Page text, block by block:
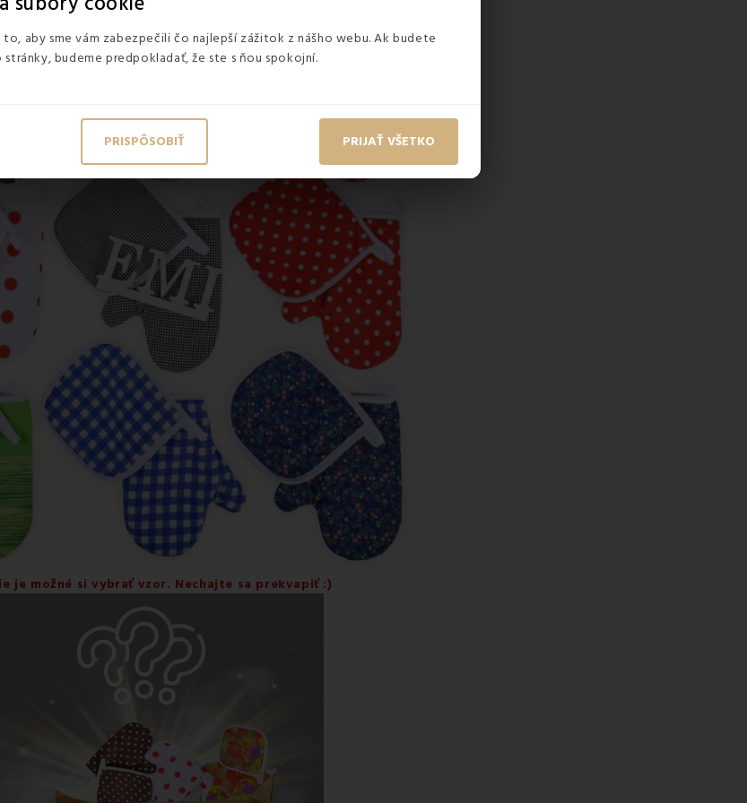
aby sme vám zabezpečili čo najlepší zážitok z nášho webu. Ak budete
budeme predpokladať, že ste s ňou spokojní.
PRISPÔSOBIŤ PRIJAŤ VŠETKO
je možné si vybrať vzor. Nechajte sa prekvapiť :)